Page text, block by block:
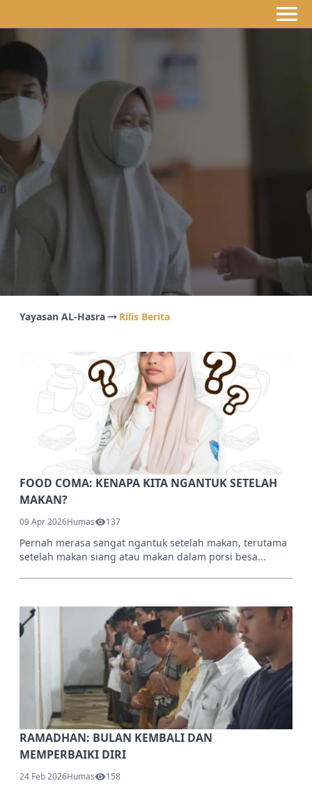
Yayasan AL-Hasra Rilis Berita
FOOD COMA: KENAPA KITA NGANTUK SETELAH
MAKAN?
09 Apr 2026Humas 137
Pernah merasa sangat ngantuk setelah makan, terutama
setelah makan siang atau makan dalam porsi besa...
RAMADHAN: BULAN KEMBALI DAN
MEMPERBAIKI DIRI
24 Feb 2026Humas 158